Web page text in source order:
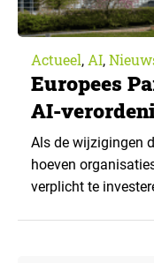
Actueel, AI,
Europees
AI-
voor
analisten?
Als de wijzigingen
hoeven
verplicht te